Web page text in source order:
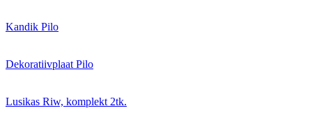
Kandik Pilo
Dekoratiivplaat Pilo
Lusikas Riw, komplekt 2tk.